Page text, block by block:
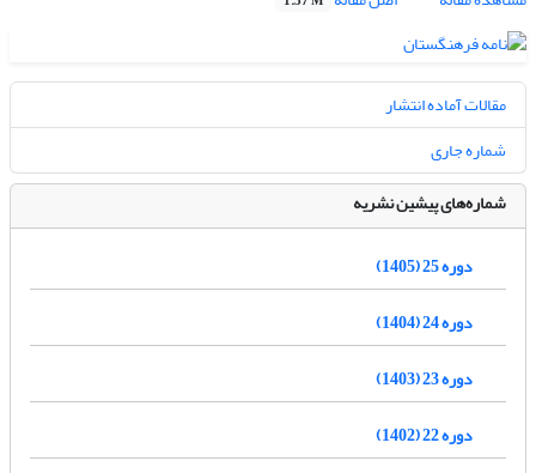
مقالات آماده انتشار
شماره جاری
شماره‌های پیشین نشریه
دوره 25 (1405)
دوره 24 (1404)
دوره 23 (1403)
دوره 22 (1402)